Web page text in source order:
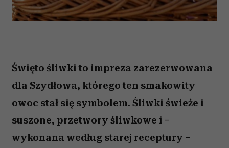
Święto śliwki to impreza zarezerwowana
dla Szydłowa, którego ten smakowity
owoc stał się symbolem. Śliwki świeże i
suszone, przetwory śliwkowe i –
wykonana według starej receptury –